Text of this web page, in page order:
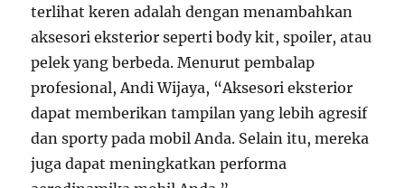
terlihat keren adalah dengan menambahkan
aksesori eksterior seperti body kit, spoiler, atau
pelek yang berbeda. Menurut pembalap
profesional, Andi Wijaya, “Aksesori eksterior
dapat memberikan tampilan yang lebih agresif
dan sporty pada mobil Anda. Selain itu, mereka
juga dapat meningkatkan performa